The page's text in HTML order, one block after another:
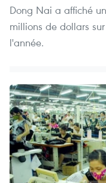
Dong Nai a affiché
millions de dollars
l'année.